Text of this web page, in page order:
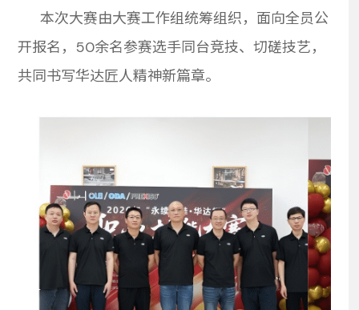
g
本次大赛由大赛工作组统筹组织，面向全员公
开报名，50余名参赛选手同台竞技、切磋技艺，
共同书写华达匠人精神新篇章。